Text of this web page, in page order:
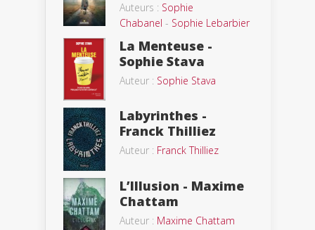
Auteurs : Sophie
Chabanel - Sophie Lebarbier
La Menteuse -
Sophie Stava
Auteur : Sophie Stava
Labyrinthes -
Franck Thilliez
Auteur : Franck Thilliez
L’Illusion - Maxime
Chattam
Auteur : Maxime Chattam